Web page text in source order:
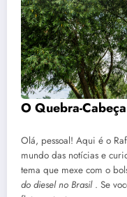
O Quebra-
Olá, pessoal! Aqui é o
mundo das notícias e
tema que mexe com o
do diesel no Brasil . Se